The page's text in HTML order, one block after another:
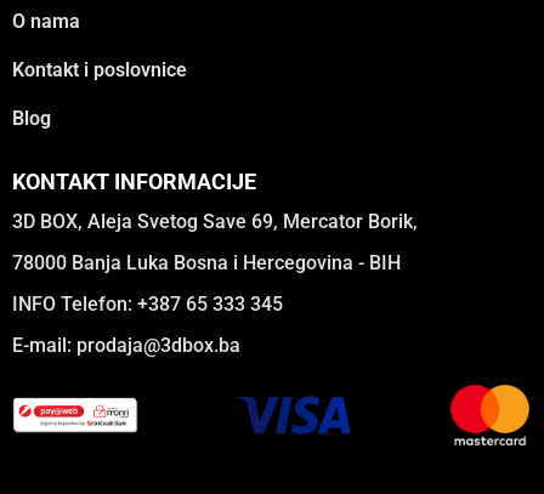
O nama
Kontakt i poslovnice
Blog
KONTAKT INFORMACIJE
3D BOX, Aleja Svetog Save 69, Mercator Borik,
78000 Banja Luka Bosna i Hercegovina - BIH
INFO Telefon: +387 65 333 345
E-mail: prodaja@3dbox.ba